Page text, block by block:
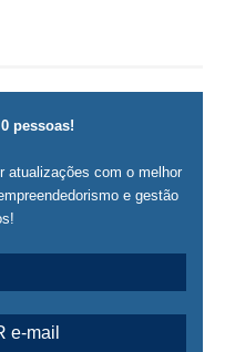
pessoas!
atualizações com o melhor
e gestão